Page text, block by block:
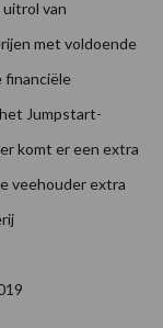
van
met voldoende
financiële
Jumpstart-
komt er een extra
veehouder extra